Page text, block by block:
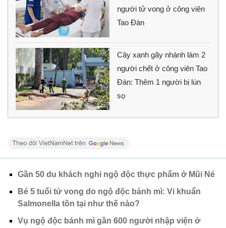
người tử vong ở công viên
Tao Đàn
Cây xanh gãy nhánh làm 2
người chết ở công viên Tao
Đàn: Thêm 1 người bị lún
sọ
Gần 50 du khách nghi ngộ độc thực phẩm ở Mũi Né
Bé 5 tuổi tử vong do ngộ độc bánh mì: Vi khuẩn
Salmonella tồn tại như thế nào?
Vụ ngộ độc bánh mì gần 600 người nhập viện ở